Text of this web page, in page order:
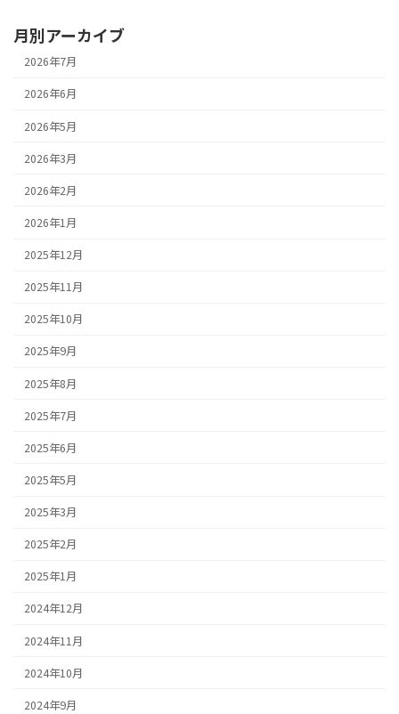
月別アーカイブ
2026年7月
2026年6月
2026年5月
2026年3月
2026年2月
2026年1月
2025年12月
2025年11月
2025年10月
2025年9月
2025年8月
2025年7月
2025年6月
2025年5月
2025年3月
2025年2月
2025年1月
2024年12月
2024年11月
2024年10月
2024年9月